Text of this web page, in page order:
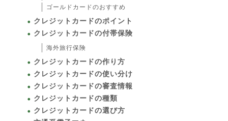
ゴールドカードのおすすめ
クレジットカードのポイント
クレジットカードの付帯保険
海外旅行保険
クレジットカードの作り方
クレジットカードの使い分け
クレジットカードの審査情報
クレジットカードの種類
クレジットカードの選び方